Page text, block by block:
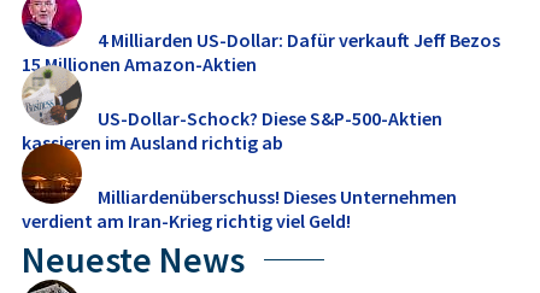
4 Milliarden US-Dollar: Dafür verkauft Jeff Bezos
15 Millionen Amazon-Aktien
US-Dollar-Schock? Diese S&P-500-Aktien
kassieren im Ausland richtig ab
Milliardenüberschuss! Dieses Unternehmen
verdient am Iran-Krieg richtig viel Geld!
Neueste News